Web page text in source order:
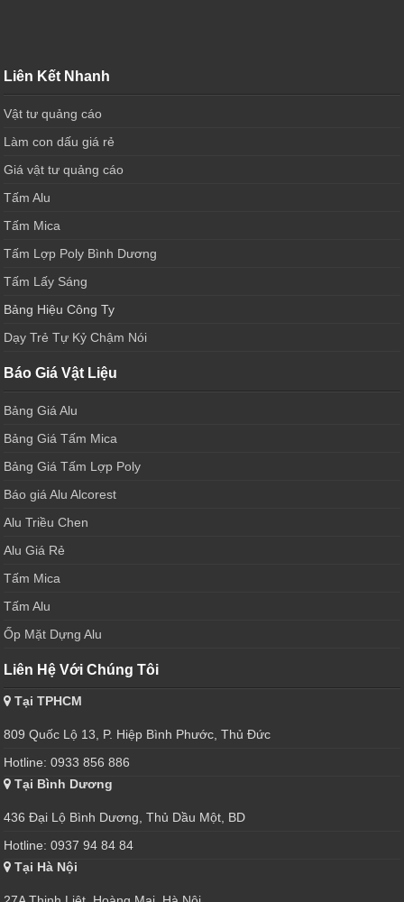
Liên Kết Nhanh
Vật tư quảng cáo
Làm con dấu giá rẻ
Giá vật tư quảng cáo
Tấm Alu
Tấm Mica
Tấm Lợp Poly Bình Dương
Tấm Lấy Sáng
Bảng Hiệu Công Ty
Dạy Trẻ Tự Kỷ Chậm Nói
Báo Giá Vật Liệu
Bảng Giá Alu
Bảng Giá Tấm Mica
Bảng Giá Tấm Lợp Poly
Báo giá Alu Alcorest
Alu Triều Chen
Alu Giá Rẻ
Tấm Mica
Tấm Alu
Ốp Mặt Dựng Alu
Liên Hệ Với Chúng Tôi
Tại TPHCM
809 Quốc Lộ 13, P. Hiệp Bình Phước, Thủ Đức
Hotline: 0933 856 886
Tại Bình Dương
436 Đại Lộ Bình Dương, Thủ Dầu Một, BD
Hotline: 0937 94 84 84
Tại Hà Nội